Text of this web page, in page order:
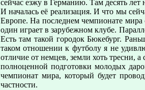
сейчас езжу в Германию. Там десять лет
И началась её реализация. И что мы
Европе. На последнем чемпионате мира
один играет в зарубежном клубе.
Есть там такой городок Бюкебург.
таком отношении к футболу я не
отличие от немцев, земли хоть тресни,
полноценной подготовки молодых
чемпионат мира, который будет
частности.